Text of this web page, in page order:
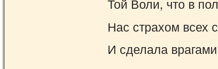
Той Воли, что в
Нас страхом всех
И сделала